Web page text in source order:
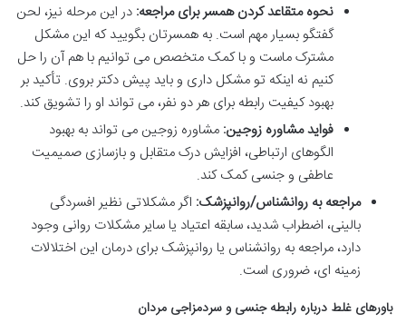
نحوه متقاعد کردن همسر برای مراجعه: در این مرحله نیز، لحن
گفتگو بسیار مهم است. به همسرتان بگویید که این مشکل
مشترک ماست و با کمک متخصص می توانیم با هم آن را حل
کنیم نه اینکه تو مشکل داری و باید پیش دکتر بروی. تأکید بر
بهبود کیفیت رابطه برای هر دو نفر، می تواند او را تشویق کند.
فواید مشاوره زوجین: مشاوره زوجین می تواند به بهبود
الگوهای ارتباطی، افزایش درک متقابل و بازسازی صمیمیت
عاطفی و جنسی کمک کند.
مراجعه به روانشناس/روانپزشک: اگر مشکلاتی نظیر افسردگی
بالینی، اضطراب شدید، سابقه اعتیاد یا سایر مشکلات روانی وجود
دارد، مراجعه به روانشناس یا روانپزشک برای درمان این اختلالات
زمینه ای، ضروری است.
باورهای غلط درباره رابطه جنسی و سردمزاجی مردان